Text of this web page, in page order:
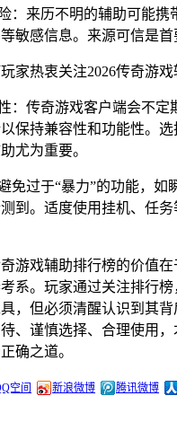
：来历不明的辅助可能携
敏感信息。来源可信是首
：传奇游戏客户端会不定
保持兼容性和功能性。
尤为重要。
免过于“暴力”的功能，如
到。适度使用挂机、任
游戏辅助排行榜的价值
系。玩家通过关注排行榜
，但必须清醒认识到其
、谨慎选择、合理使用
确之道。
空间 新浪微博 腾讯微博